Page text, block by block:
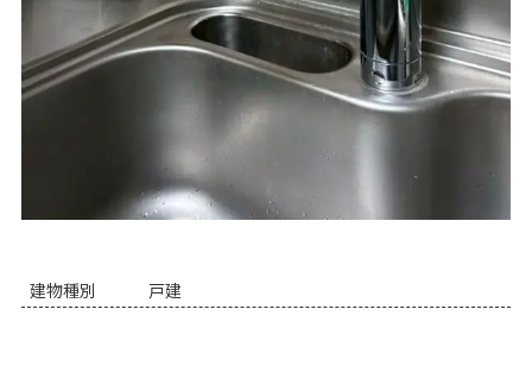
建物種別 戸建